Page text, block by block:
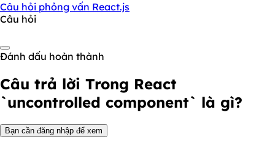
Câu hỏi phỏng vấn React.js
Câu hỏi
Đánh dấu hoàn thành
Câu trả lời Trong React
`uncontrolled component` là gì?
Bạn cần đăng nhập để xem